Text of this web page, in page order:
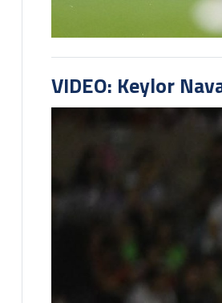
VIDEO: Keylor